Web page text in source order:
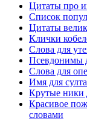
Цитаты про
Список
Цитаты
Клички
Слова для
Псевдонимы
Слова для
Имя для
Крутые ники
Красивое
словами